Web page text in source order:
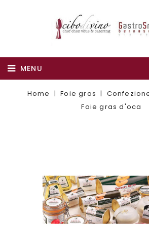
MENU
Home Foie gras
Foie gras d'oca